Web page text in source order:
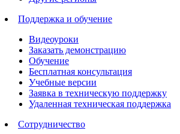
Поддержка и обучение
Видеоуроки
Заказать демонстрацию
Обучение
Бесплатная консультация
Учебные версии
Заявка в техническую поддержку
Удаленная техническая поддержка
Сотрудничество